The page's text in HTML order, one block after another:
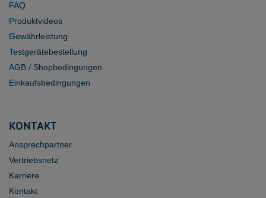
FAQ
Produktvideos
Gewährleistung
Testgerätebestellung
AGB / Shopbedingungen
Einkaufsbedingungen
KONTAKT
Ansprechpartner
Vertriebsnetz
Karriere
Kontakt